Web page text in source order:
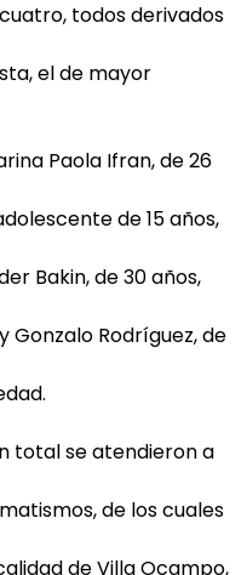
todos derivados
el de mayor
Paola Ifran, de 26
de 15 años,
Bakin, de 30 años,
Gonzalo Rodríguez, de
total se atendieron a
de los cuales
de Villa Ocampo,